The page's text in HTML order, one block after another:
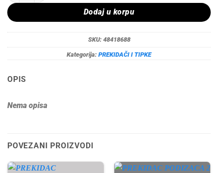
Dodaj u korpu
SKU: 48418688
Kategorija: PREKIDAČI I TIPKE
OPIS
Nema opisa
POVEZANI PROIZVODI